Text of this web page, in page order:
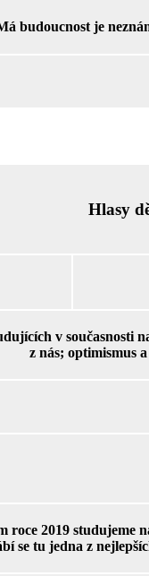
budoucnost je
Hlasy
v současnosti
z nás; optimismus
roce 2019 studujeme
se tu jedna z